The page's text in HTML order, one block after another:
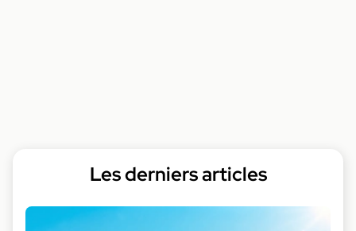
Les derniers articles